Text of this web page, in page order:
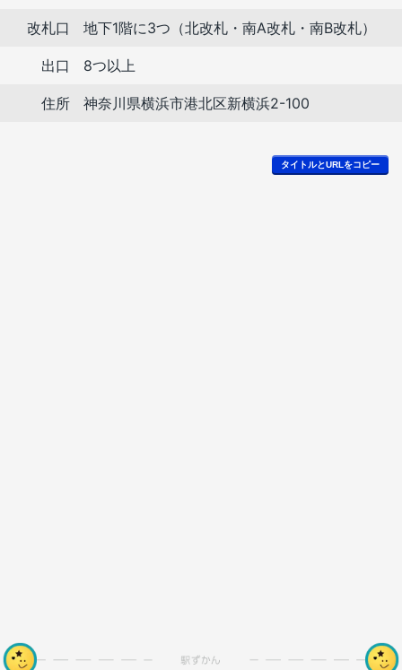
改札口 地下1階に3つ（北改札・南A改札・南B改札）
出口 8つ以上
住所 神奈川県横浜市港北区新横浜2-100
タイトルとURLをコピー